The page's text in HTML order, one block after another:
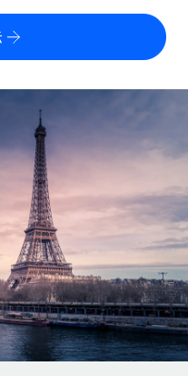
型人力资源与薪资解决方案
团队
结算速度